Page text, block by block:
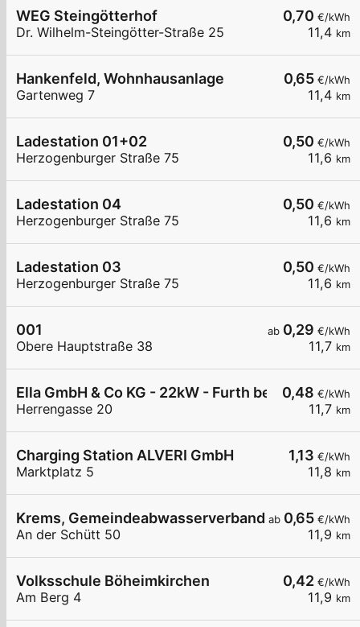
0,70 €/kWh
11,4 km
WEG Steingötterhof
Dr. Wilhelm-Steingötter-Straße 25
0,65 €/kWh
11,4 km
Hankenfeld, Wohnhausanlage
Gartenweg 7
0,50 €/kWh
11,6 km
Ladestation 01+02
Herzogenburger Straße 75
0,50 €/kWh
11,6 km
Ladestation 04
Herzogenburger Straße 75
0,50 €/kWh
11,6 km
Ladestation 03
Herzogenburger Straße 75
ab 0,29 €/kWh
11,7 km
001
Obere Hauptstraße 38
0,48 €/kWh
11,7 km
Ella GmbH & Co KG - 22kW - Furth bei Göttweig
Herrengasse 20
1,13 €/kWh
11,8 km
Charging Station ALVERI GmbH
Marktplatz 5
ab 0,65 €/kWh
11,9 km
Krems, Gemeindeabwasserverband
An der Schütt 50
0,42 €/kWh
11,9 km
Volksschule Böheimkirchen
Am Berg 4